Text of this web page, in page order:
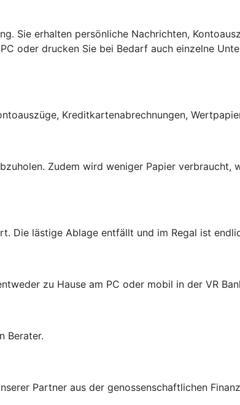
Sie erhalten persönliche Nachrichten,
oder drucken Sie bei Bedarf auch einzelne
Kreditkartenabrechnungen,
Zudem wird weniger Papier verbraucht,
Die lästige Ablage entfällt und im Regal ist
zu Hause am PC oder mobil in der VR
Berater.
Partner aus der genossenschaftlichen